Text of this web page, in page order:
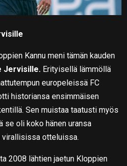
Kannu meni tämän kauden
Jervisille. Erityisellä lämmöllä
europeleissä FC
historiansa ensimmäisen
Sen muistaa taatusti myös
se oli koko hänen uransa
virallisissa otteluissa.
2008 lähtien jaetun Kloppien